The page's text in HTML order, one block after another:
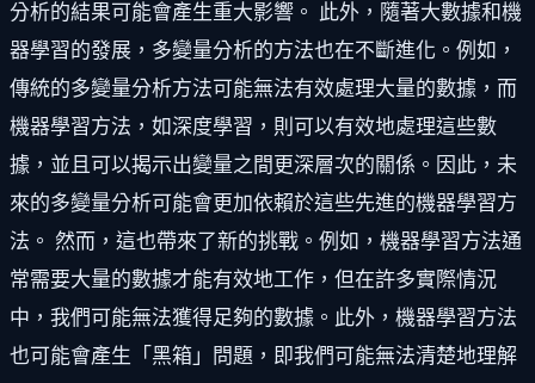
分析的結果可能會產生重大影響。 此外，隨著大數據和機
器學習的發展，多變量分析的方法也在不斷進化。例如，
傳統的多變量分析方法可能無法有效處理大量的數據，而
機器學習方法，如深度學習，則可以有效地處理這些數
據，並且可以揭示出變量之間更深層次的關係。因此，未
來的多變量分析可能會更加依賴於這些先進的機器學習方
法。 然而，這也帶來了新的挑戰。例如，機器學習方法通
常需要大量的數據才能有效地工作，但在許多實際情況
中，我們可能無法獲得足夠的數據。此外，機器學習方法
也可能會產生「黑箱」問題，即我們可能無法清楚地理解